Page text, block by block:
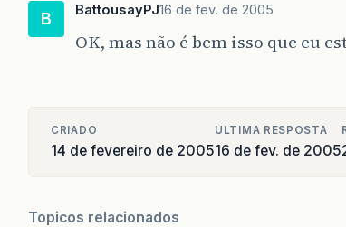
B BattousayPJ16 de fev. de 2005
OK, mas não é bem isso que eu
CRIADO
14 de fevereiro de 2005
ULTIMA RESPOSTA
16 de fev. de 2005
Topicos relacionados